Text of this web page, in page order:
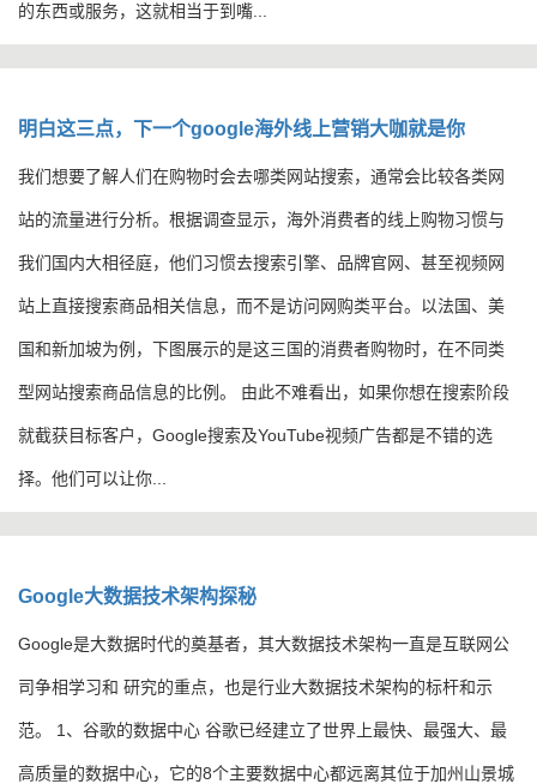
的东西或服务，这就相当于到嘴...
明白这三点，下一个google海外线上营销大咖就是你
​我们想要了解人们在购物时会去哪类网站搜索，通常会比较各类网
站的流量进行分析。根据调查显示，海外消费者的线上购物习惯与
我们国内大相径庭，他们习惯去搜索引擎、品牌官网、甚至视频网
站上直接搜索商品相关信息，而不是访问网购类平台。以法国、美
国和新加坡为例，下图展示的是这三国的消费者购物时，在不同类
型网站搜索商品信息的比例。 由此不难看出，如果你想在搜索阶段
就截获目标客户，Google搜索及YouTube视频广告都是不错的选
择。他们可以让你...
Google大数据技术架构探秘
​Google是大数据时代的奠基者，其大数据技术架构一直是互联网公
司争相学习和 研究的重点，也是行业大数据技术架构的标杆和示
范。 1、谷歌的数据中心 谷歌已经建立了世界上最快、最强大、最
高质量的数据中心，它的8个主要数据中心都远离其位于加州山景城